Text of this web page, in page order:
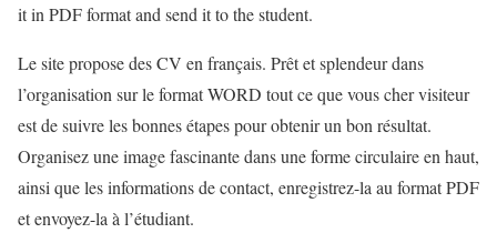
it in PDF format and send it to the student.
Le site propose des CV en français. Prêt et splendeur dans
l’organisation sur le format WORD tout ce que vous cher visiteur
est de suivre les bonnes étapes pour obtenir un bon résultat.
Organisez une image fascinante dans une forme circulaire en haut,
ainsi que les informations de contact, enregistrez-la au format PDF
et envoyez-la à l’étudiant.